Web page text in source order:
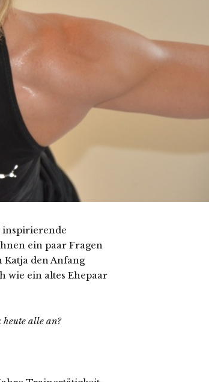
inspirierende
ein paar Fragen
den Anfang
wie ein altes Ehepaar
alle an?